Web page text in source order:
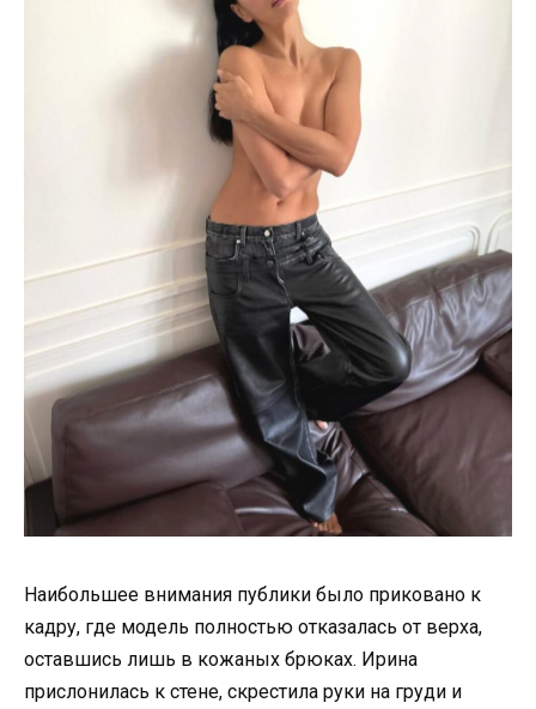
Наибольшее внимания публики было приковано к
кадру, где модель полностью отказалась от верха,
оставшись лишь в кожаных брюках. Ирина
прислонилась к стене, скрестила руки на груди и